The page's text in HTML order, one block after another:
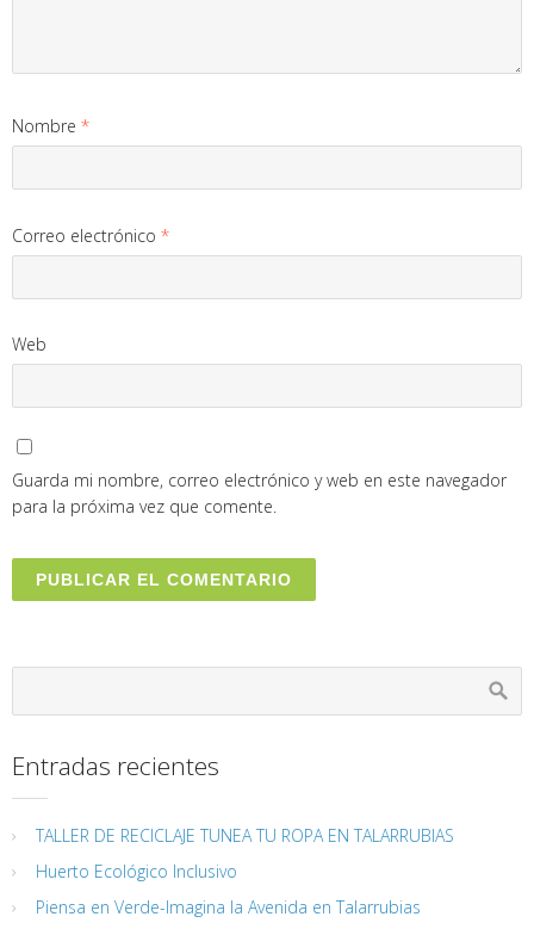
Nombre *
Correo electrónico *
Web
Guarda mi nombre, correo electrónico y web en este navegador
para la próxima vez que comente.
Entradas recientes
TALLER DE RECICLAJE TUNEA TU ROPA EN TALARRUBIAS
Huerto Ecológico Inclusivo
Piensa en Verde-Imagina la Avenida en Talarrubias